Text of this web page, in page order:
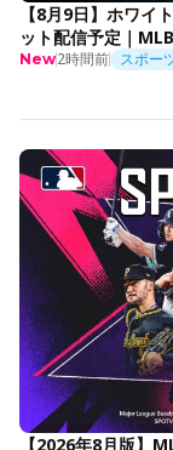
【8月9日】ホワイ
ット配信予定｜
New2時間前 スポー
【2026年8月版】